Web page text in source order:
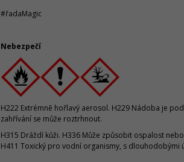
#řadaMagic
Nebezpečí
H222 Extrémně hořlavý aerosol. H229 Nádoba je
zahřívání se může roztrhnout.
H315 Dráždí kůži. H336 Může způsobit ospalost
H411 Toxický pro vodní organismy, s dlouhodobými